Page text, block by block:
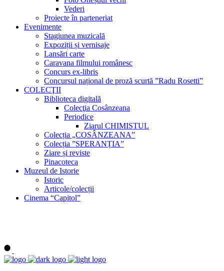
Vederi
Proiecte în parteneriat
Evenimente
Stagiunea muzicală
Expoziții și vernisaje
Lansări carte
Caravana filmului românesc
Concurs ex-libris
Concursul național de proză scurtă ”Radu Rosetti”
COLECŢII
Biblioteca digitală
Colecţia Cosânzeana
Periodice
Ziarul CHIMISTUL
Colecția „COSÂNZEANA”
Colecția ”SPERANȚIA”
Ziare și reviste
Pinacoteca
Muzeul de Istorie
Istoric
Articole/colecții
Cinema “Capitol”